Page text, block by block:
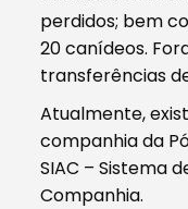
perdidos; bem
20 canídeos.
transferências
Atualmente,
companhia da
SIAC – Sistema
Companhia.